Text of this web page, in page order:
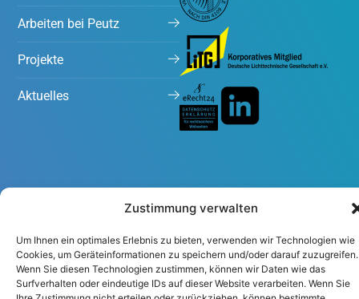
Zustimmung verwalten
Um Ihnen ein optimales Erlebnis zu bieten, verwenden wir Technologien wie
Cookies, um Geräteinformationen zu speichern und/oder darauf zuzugreifen.
Wenn Sie diesen Technologien zustimmen, können wir Daten wie das
Surfverhalten oder eindeutige IDs auf dieser Website verarbeiten. Wenn Sie
Arbeiten bei Peutz
Projekte
Aktuelles